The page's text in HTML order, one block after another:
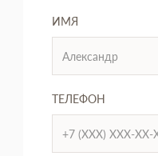
ИМЯ
ТЕЛЕФОН